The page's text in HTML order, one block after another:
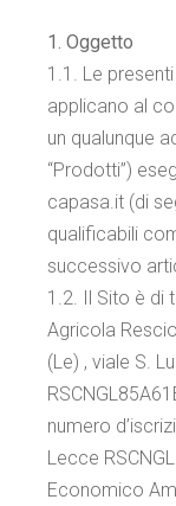
1. Oggetto
1.1. Le
applicano al
un qualunque
“Prodotti”)
capasa.it (di
qualificabili
successivo
1.2. Il Sito è di
Agricola
(Le) , viale S.
numero
Lecce
Economico